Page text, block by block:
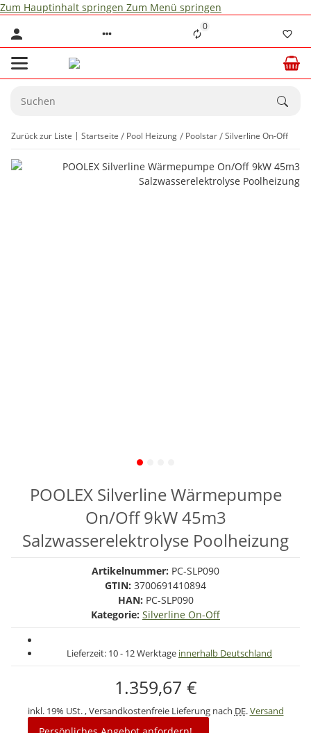
Zum Hauptinhalt springen Zum Menü springen
0
Zurück zur Liste Startseite Pool Heizung Poolstar Silverline On-Off
POOLEX Silverline Wärmepumpe
On/Off 9kW 45m3
Salzwasserelektrolyse Poolheizung
Artikelnummer: PC-SLP090
GTIN: 3700691410894
HAN: PC-SLP090
Kategorie: Silverline On-Off
Lieferzeit: 10 - 12 Werktage innerhalb Deutschland
1.359,67 €
inkl. 19% USt. , Versandkostenfreie Lieferung nach DE.Versand